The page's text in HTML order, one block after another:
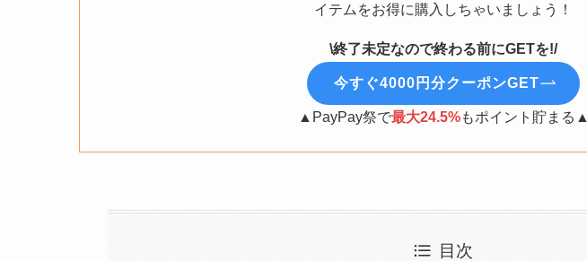
イテムをお得に購入しちゃいましょう！
\終了未定なので終わる前にGETを!/
今すぐ4000円分クーポンGET
▲PayPay祭で最大24.5%もポイント貯まる▲
目次